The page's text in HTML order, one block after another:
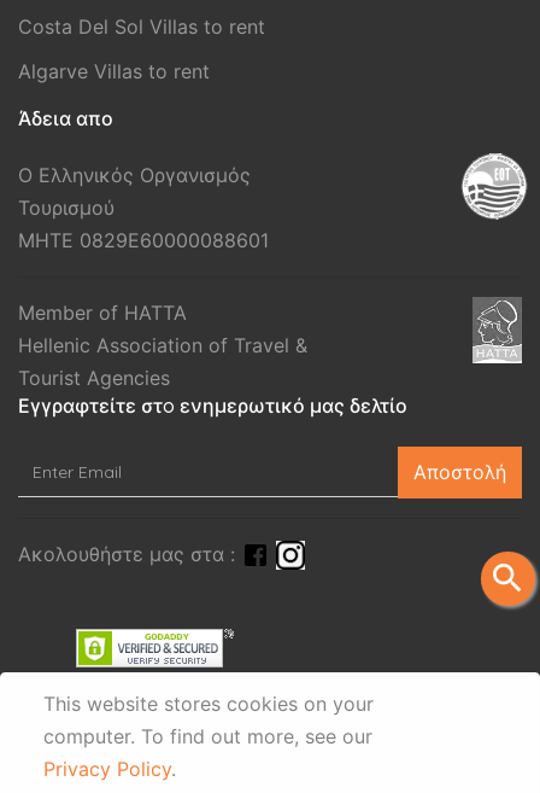
This website stores cookies on your
computer. To find out more, see our
Privacy Policy.
search
Costa Del Sol Villas to rent
Algarve Villas to rent
Άδεια απο
Ο Ελληνικός Οργανισμός
Τουρισμού
MHTE 0829E60000088601
Member of HATTA
Hellenic Association of Travel &
Tourist Agencies
Εγγραφτείτε στo ενημερωτικό μας δελτίο
Αποστολή
Ακολουθήστε μας στα :